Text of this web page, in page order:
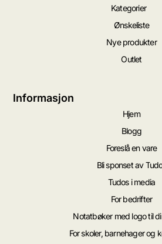
Kategorier
Ønskeliste
Nye produkter
Outlet
Informasjon
Hjem
Blogg
Foreslå en vare
Bli sponset av
Tudos i media
For bedrifter
Notatbøker med logo til
For skoler, barnehager og